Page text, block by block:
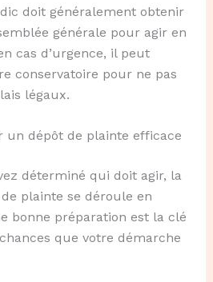
doit généralement obtenir
générale pour agir en
cas d’urgence, il peut
conservatoire pour ne pas
légaux.
un dépôt de plainte efficace
déterminé qui doit agir, la
plainte se déroule en
bonne préparation est la clé
que votre démarche